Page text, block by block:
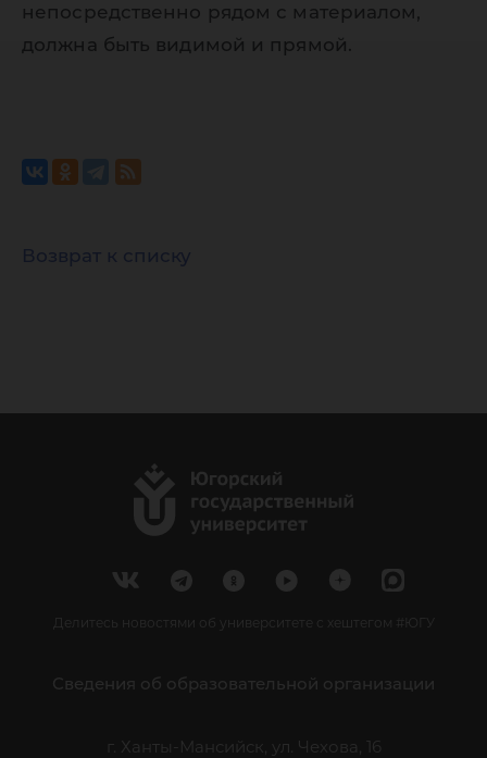
непосредственно рядом с материалом,
должна быть видимой и прямой.
Возврат к списку
Делитесь новостями об университете с хештегом #ЮГУ
Сведения об образовательной организации
г. Ханты-Мансийск, ул. Чехова, 16